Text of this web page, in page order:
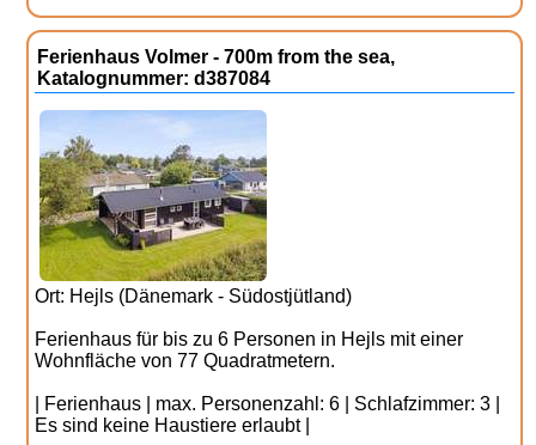
Ferienhaus Volmer - 700m from the sea,
Katalognummer: d387084
Ort: Hejls (Dänemark - Südostjütland)
Ferienhaus für bis zu 6 Personen in Hejls mit einer
Wohnfläche von 77 Quadratmetern.
| Ferienhaus | max. Personenzahl: 6 | Schlafzimmer: 3 |
Es sind keine Haustiere erlaubt |